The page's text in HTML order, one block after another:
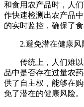
和食用农产品时，人
作快速检测出农产品
的实时监控，确保了
2.避免潜在健康风
传统上，人们难以
品中是否存在过量农
供了自主权，能够在
免了潜在的健康风险。